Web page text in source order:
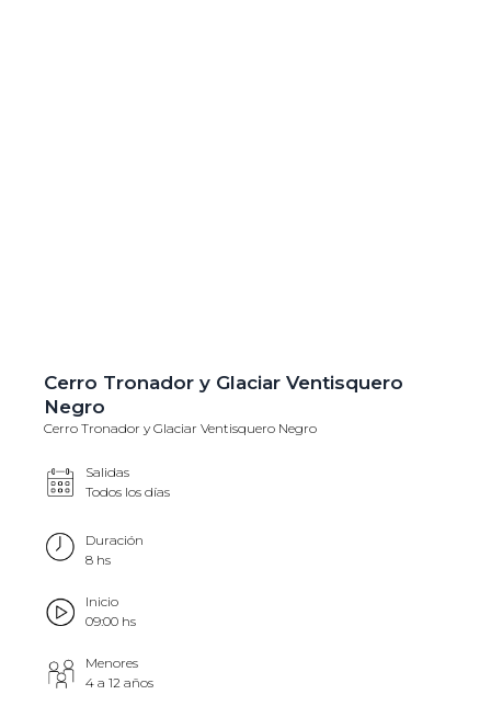
Cerro Tronador y Glaciar Ventisquero
Negro
Cerro Tronador y Glaciar Ventisquero Negro
Salidas
Todos los días
Duración
8 hs
Inicio
09:00 hs
Menores
4 a 12 años